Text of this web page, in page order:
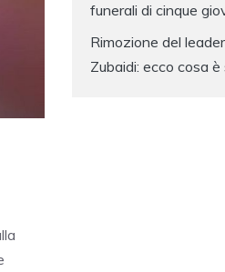
funerali di cinque
Rimozione del
Zubaidi: ecco cosa è